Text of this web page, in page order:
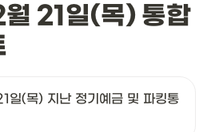
21일(목) 통합
(목) 지난 정기예금 및 파킹통